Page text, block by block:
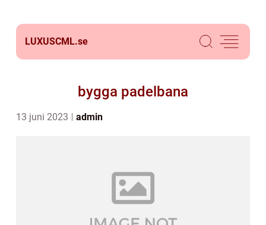
LUXUSCML.se
bygga padelbana
13 juni 2023 admin